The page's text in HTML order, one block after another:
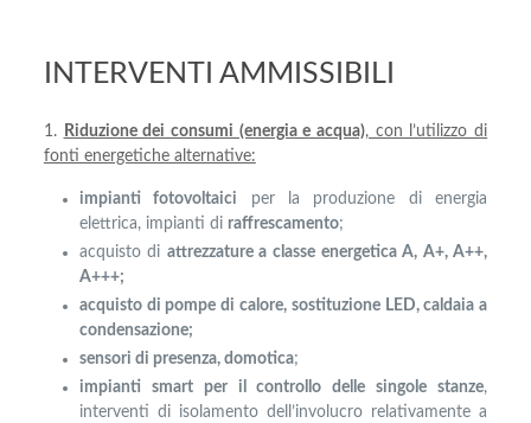
INTERVENTI AMMISSIBILI
1. Riduzione dei consumi (energia e acqua), con l’utilizzo di
fonti energetiche alternative:
impianti fotovoltaici per la produzione di energia
elettrica, impianti di raffrescamento;
acquisto di attrezzature a classe energetica A, A+, A++,
A+++;
acquisto di pompe di calore, sostituzione LED, caldaia a
condensazione;
sensori di presenza, domotica;
impianti smart per il controllo delle singole stanze,
interventi di isolamento dell’involucro relativamente a